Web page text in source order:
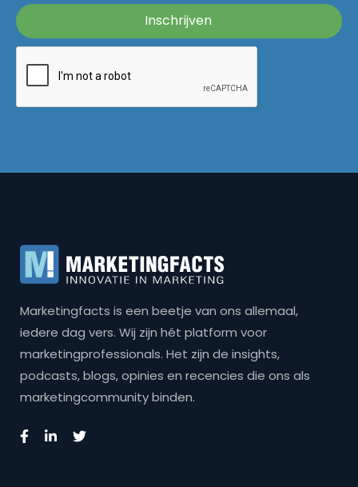
Marketingfacts is een beetje van ons allemaal,
iedere dag vers. Wij zijn hét platform voor
marketingprofessionals. Het zijn de insights,
podcasts, blogs, opinies en recencies die ons als
marketingcommunity binden.